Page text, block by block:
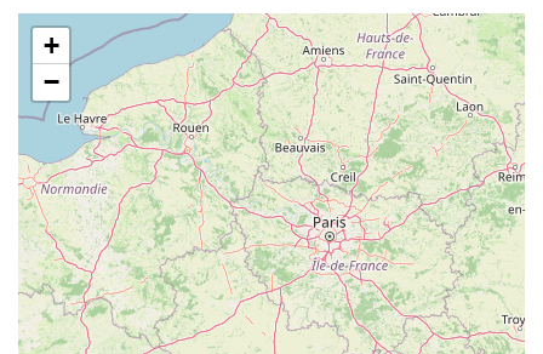
+
−